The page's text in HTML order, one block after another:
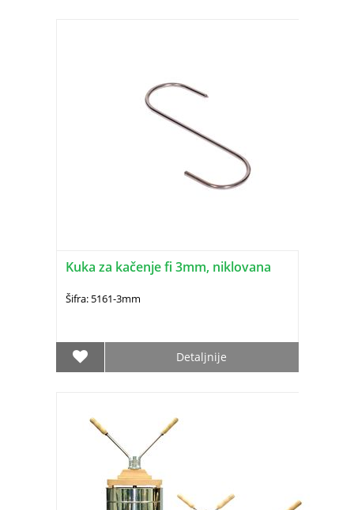
Kuka za kačenje fi 3mm, niklovana
Šifra: 5161-3mm
Detaljnije